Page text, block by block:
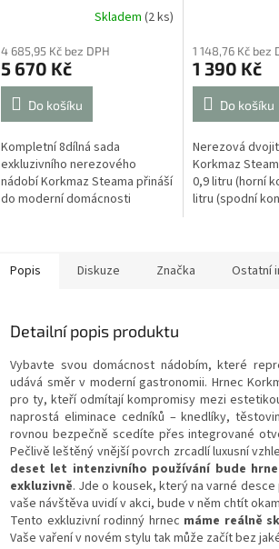
Skladem (2 ks)
4 685,95 Kč bez DPH
5 670 Kč
Do košíku
Kompletní 8dílná sada
exkluzivního nerezového
nádobí Korkmaz Steama přináší
do moderní domácnosti
set...
1 148,76 Kč bez
1 390 Kč
Do košíku
Nerezová
Korkmaz
0,9 litru (horní
litru (spodní
Popis Diskuze Značka Ostatní
Detailní popis produktu
Vybavte svou domácnost nádobím, které
udává směr v moderní gastronomii. Hrnec
pro ty, kteří odmítají kompromisy mezi
naprostá eliminace cedníků – knedlíky,
rovnou bezpečně scedíte přes integrované
Pečlivě leštěný vnější povrch zrcadlí luxusní
deset let intenzivního používání bude
exkluzivně. Jde o kousek, který na varné
vaše návštěva uvidí v akci, bude v něm chtít
Tento exkluzivní rodinný hrnec máme reálně
Vaše vaření v novém stylu tak může začít bez